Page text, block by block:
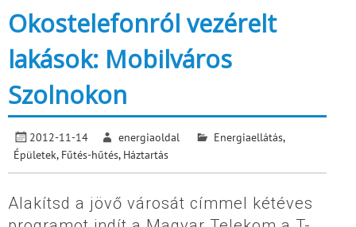
Okostelefonról vezérelt
lakások: Mobilváros
Szolnokon
2012-11-14 energiaoldal Energiaellátás,
Épületek, Fűtés-hűtés, Háztartás
Alakítsd a jövő városát címmel kétéves